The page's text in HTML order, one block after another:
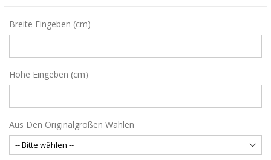
Breite Eingeben (cm)
Höhe Eingeben (cm)
Aus Den Originalgrößen Wählen